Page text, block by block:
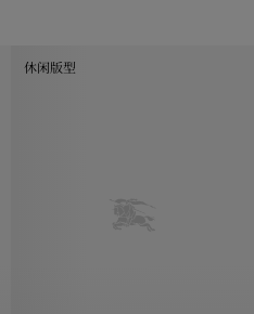
休闲版型